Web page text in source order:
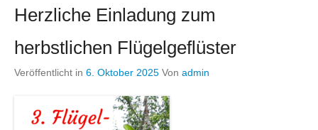
Herzliche Einladung zum
herbstlichen Flügelgeflüster
Veröffentlicht in 6. Oktober 2025 Von admin